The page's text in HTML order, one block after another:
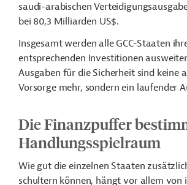
saudi-arabischen
bei 80,3 Milliarden US$.
Insgesamt werden alle GCC-Staaten
entsprechenden Investitionen
Ausgaben für die Sicherheit sind keine
Vorsorge mehr, sondern ein laufender
Die Finanzpuffer
Handlungsspielraum
Wie gut die einzelnen Staaten
schultern können, hängt vor allem von